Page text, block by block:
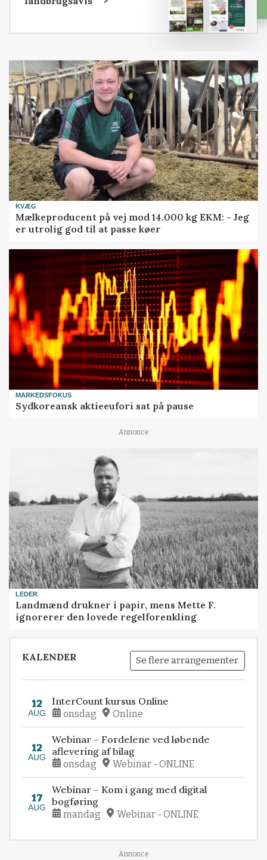
KVÆG
Mælkeproducent på vej mod 14.000 kg EKM: - Jeg
er utrolig god til at passe køer
MARKEDSFOKUS
Sydkoreansk aktieeufori sat på pause
Annonce
LEDER
Landmænd drukner i papir, mens Mette F.
ignorerer den lovede regelforenkling
KALENDER Se flere arrangementer
12
AUG
InterCount kursus Online
onsdag Online
12
AUG
Webinar – Fordelene ved løbende
aflevering af bilag
onsdag Webinar - ONLINE
17
AUG
Webinar – Kom i gang med digital
bogføring
mandag Webinar - ONLINE
Annonce